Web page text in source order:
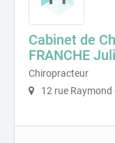
Cabinet de
FRANCHE
Chiropracteur
12 rue